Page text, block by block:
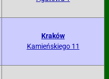
Kraków
Kamieńskiego 11